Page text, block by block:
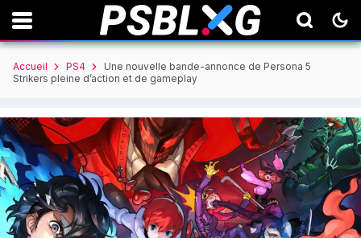
Accueil PS4
Une nouvelle bande-annonce de Persona 5
Strikers pleine d’action et de gameplay